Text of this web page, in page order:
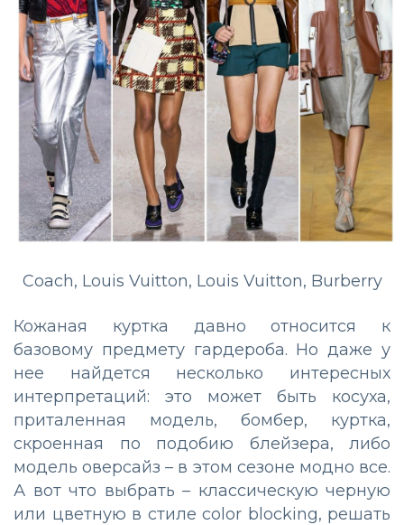
Coach, Louis Vuitton, Louis Vuitton, Burberry
Кожаная куртка давно относится к
базовому предмету гардероба. Но даже у
нее найдется несколько интересных
интерпретаций: это может быть косуха,
приталенная модель, бомбер, куртка,
скроенная по подобию блейзера, либо
модель оверсайз– в этом сезоне модно все.
А вот что выбрать – классическую черную
или цветную в стиле color blocking, решать